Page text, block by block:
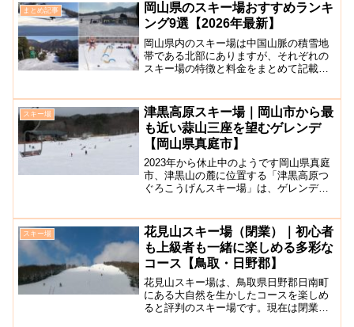
まとめ記事
岡山県のスキー場おすすめランキ
ング9選【2026年最新】
岡山県内のスキー場は中国山脈の積雪地
帯である北部にありますが、それぞれの
スキー場の特徴と料金をまとめて記載し
らの方面のスキー場も含めています。恩
原高原スキー場【鏡野町】...
スキー場
津黒高原スキー場｜岡山市から最
も近い蒜山三座を望むゲレンデ
【岡山県真庭市】
2023年から休止中のようです岡山県真庭
市、津黒山の麓に位置する「津黒高原つ
ぐろこうげんスキー場」は、ゲレンデか
ーやスノーボードを楽しむことができる
スキー場です。コース...
スキー場
花見山スキー場（閉業）｜初心者
も上級者も一緒に楽しめる多彩な
コース【鳥取・日野郡】
花見山スキー場は、鳥取県日野郡日南町
にある大自然を生かしたコースを楽しめ
ると評判のスキー場です。現在は閉業し